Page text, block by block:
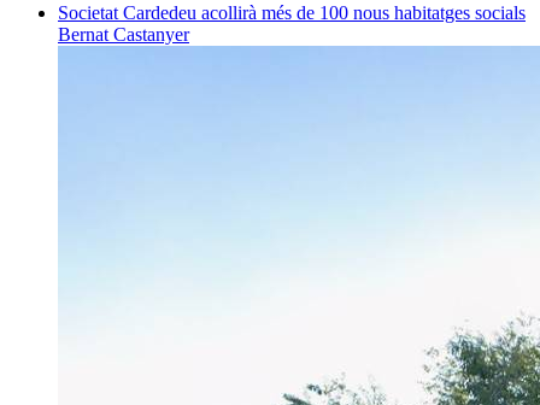
Societat Cardedeu acollirà més de 100 nous habitatges socials
Bernat Castanyer